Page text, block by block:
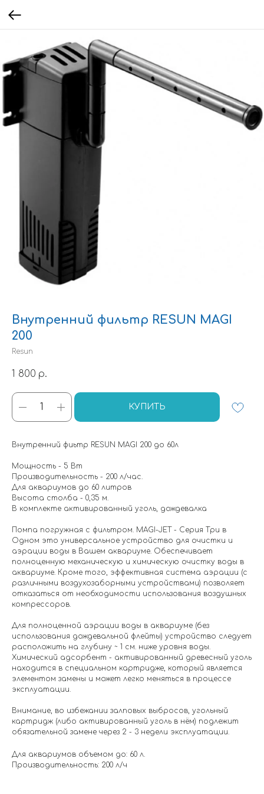
Внутренний фильтр RESUN MAGI
200
Resun
1 800 р.
КУПИТЬ
Внутренний фиьтр RESUN MAGI 200 до 60л
Мощность - 5 Вт
Производительность - 200 л/час.
Для аквариумов до 60 литров
Высота столба - 0,35 м.
В комплекте активированный уголь, дождевалка
Помпа погружная с фильтром. MAGI-JET - Серия Три в
Одном это универсальное устройство для очистки и
аэрации воды в Вашем аквариуме. Обеспечивает
полноценную механическую и химическую очистку воды в
аквариуме. Кроме того, эффективная система аэрации (с
различными воздухозаборными устройствами) позволяет
отказаться от необходимости использования воздушных
компрессоров.
Для полноценной аэрации воды в аквариуме (без
использования дождевальной флейты) устройство следует
расположить на глубину ~ 1 см. ниже уровня воды.
Химический адсорбент - активированный древесный уголь
находится в специальном картридже, который является
элементом замены и может легко меняться в процессе
эксплуатации.
Внимание, во избежании залповых выбросов, угольный
картридж (либо активированный уголь в нём) подлежит
обязательной замене через 2 - 3 недели эксплуатации.
Для аквариумов объемом до: 60 л.
Производительность: 200 л/ч